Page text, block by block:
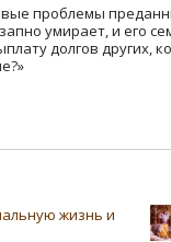
проблемы
умирает, и его
долгов других,
жизнь и